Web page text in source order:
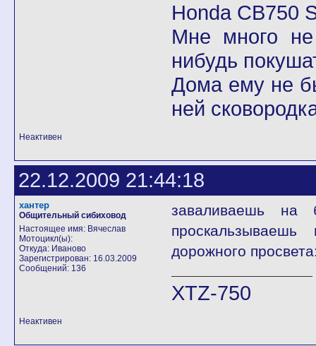
Honda CB750
Мне много
нибудь
Дома ему не
ней
Неактивен
22.12.2009 21:44:18
хантер
Общительный сибиховод
Настоящее имя: Вячеслав
Мотоцикл(ы):
Откуда: Иваново
Зарегистрирован: 16.03.2009
Сообщений: 136
заваливаешь
дорожного
XTZ-750
Неактивен